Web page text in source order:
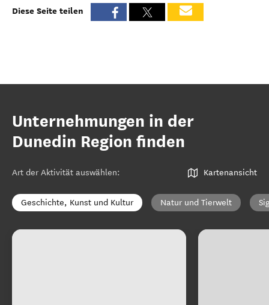
Diese Seite teilen
Unternehmungen in der
Dunedin Region finden
Art der Aktivität auswählen: Kartenansicht
Geschichte, Kunst und Kultur Natur und Tierwelt